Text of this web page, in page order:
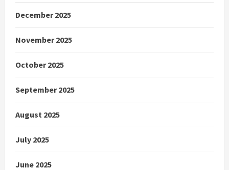
December 2025
November 2025
October 2025
September 2025
August 2025
July 2025
June 2025